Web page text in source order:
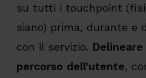
su tutti i touchpoint
siano) prima, durante e
con il servizio. Delineare
percorso dell’utente,